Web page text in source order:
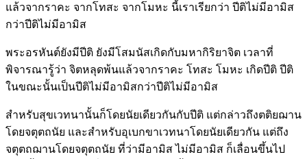
แล้วจากราคะ จากโทสะ จากโมหะ นี้เราเรียกว่า ปีติไม่มีอามิส
กว่าปีติไม่มีอามิส
พระอรหันต์ยังมีปีติ ยังมีโสมนัสเกิดกับมหากิริยาจิต เวลาที่
พิจารณารู้ว่า จิตหลุดพ้นแล้วจากราคะ โทสะ โมหะ เกิดปีติ ปีติ
ในขณะนั้นเป็นปีติไม่มีอามิสกว่าปีติไม่มีอามิส
สำหรับสุขเวทนานั้นก็โดยนัยเดียวกันกับปีติ แต่กล่าวถึงตติยฌาน
โดยจตุตถนัย และสำหรับอุเบกขาเวทนาโดยนัยเดียวกัน แต่ถึง
จตุตถฌานโดยจตุตถนัย ที่ว่ามีอามิส ไม่มีอามิส ก็เลื่อนขึ้นไป